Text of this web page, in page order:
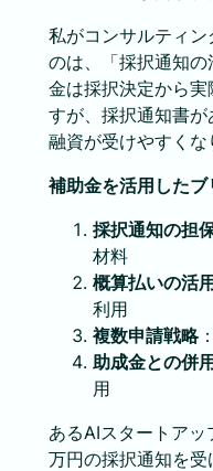
私がコンサルティ
のは、「採択通知
金は採択決定から実
すが、採択通知書
融資が受けやすくな
補助金を活用した
採択通知の担
材料
概算払いの活
利用
複数申請戦略
助成金との併
用
あるAIスタートア
万円の採択通知を